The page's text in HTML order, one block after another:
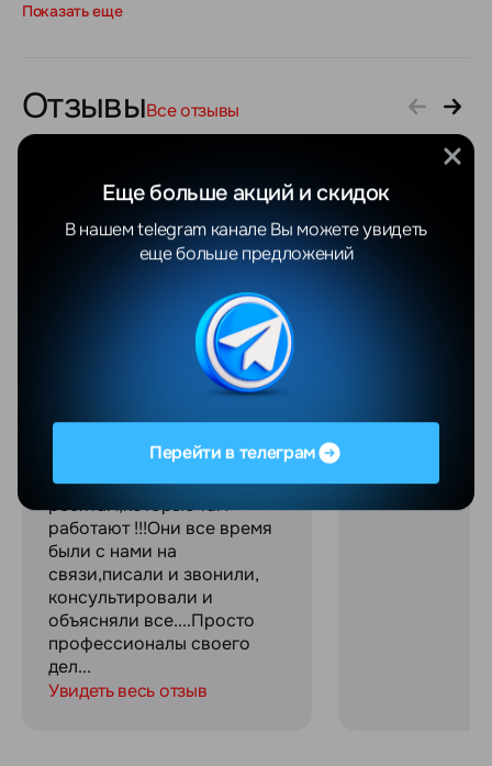
Показать еще
ОтзывыВсе отзывы
Валентина Яцушкевич
Добрый день!Покупали
телефон в магазине....все
было отлично....через
отослали по
гарантии.....Спасибо
ребятам,которые там
работают !!!Они все время
были с нами на
связи,писали и звонили,
консультировали и
объясняли все....Просто
профессионалы своего
дел...
Увидеть весь отзыв
Максим С.
процесса
Перейти в телеграм
Еще больше акций и скидок
В нашем telegram канале Вы можете увидеть
еще больше предложений